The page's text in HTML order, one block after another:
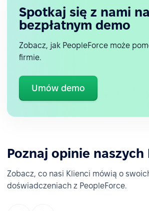
Spotkaj się z nami na
bezpłatnym demo
Zobacz, jak PeopleForce może
firmie.
Umów demo
Poznaj opinie
Zobacz, co nasi Klienci mówią o
doświadczeniach z PeopleForce.